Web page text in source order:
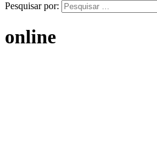
Pesquisar por:
online